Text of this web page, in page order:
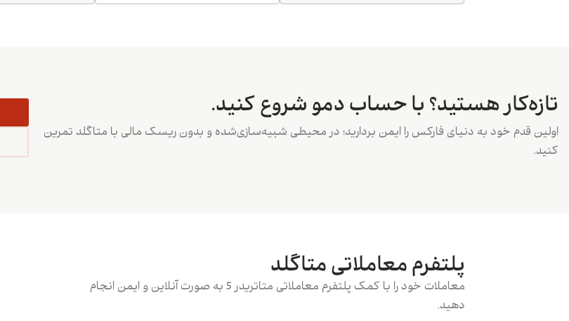
تازه‌کار هستید؟ با حساب دمو شروع کنید.
اولین قدم خود به دنیای فارکس را ایمن بردارید؛ در محیطی شبیه‌سازی‌شده و بدون ریسک مالی با متاگلد تمرین
کنید.
پلتفرم معاملاتی متاگلد
معاملات خود را با کمک پلتفرم معاملاتی متاتریدر 5 به صورت آنلاین و ایمن انجام
دهید.